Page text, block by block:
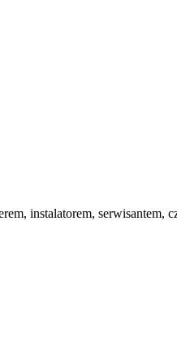
instalatorem, serwisantem,